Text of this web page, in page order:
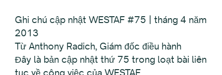
Ghi chú cập nhật WESTAF #75 | tháng 4 năm
2013
Từ Anthony Radich, Giám đốc điều hành
Đây là bản cập nhật thứ 75 trong loạt bài liên